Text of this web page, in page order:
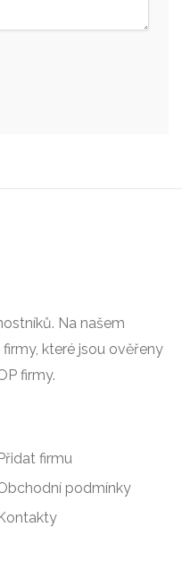
Na našem
které jsou ověřeny
firmy.
firmu
podmínky